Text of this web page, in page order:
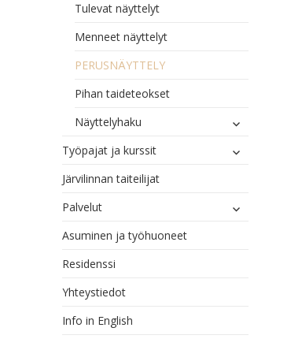
Tulevat näyttelyt
Menneet näyttelyt
PERUSNÄYTTELY
Pihan taideteokset
Näyttelyhaku
näytä
Työpajat ja kurssit
näytä
Järvilinnan taiteilijat
Palvelut
näytä
Asuminen ja työhuoneet
Residenssi
Yhteystiedot
Info in English